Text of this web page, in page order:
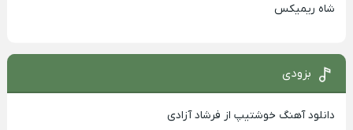
شاه ریمیکس
بزودی
دانلود آهنگ خوشتیپ از فرشاد آزادی